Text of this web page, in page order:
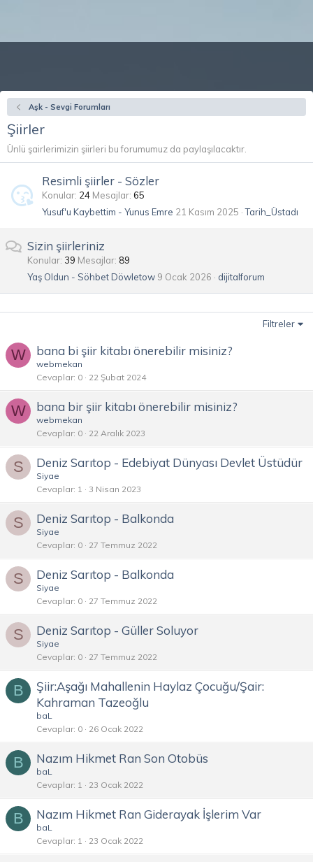
Aşk - Sevgi Forumları
Şiirler
Ünlü şairlerimizin şiirleri bu forumumuz da paylaşılacaktır.
Resimli şiirler - Sözler
Konular 24 Mesajlar 65
Yusuf'u Kaybettim - Yunus Emre 21 Kasım 2025 Tarih_Üstadı
Sizin şiirleriniz
Konular 39 Mesajlar 89
Yaş Oldun - Söhbet Döwletow 9 Ocak 2026 dijitalforum
Filtreler
W bana bi şiir kitabı önerebilir misiniz?
webmekan
Cevaplar 0 22 Şubat 2024
W bana bir şiir kitabı önerebilir misiniz?
webmekan
Cevaplar 0 22 Aralık 2023
S Deniz Sarıtop - Edebiyat Dünyası Devlet Üstüdür
Siyae
Cevaplar 1 3 Nisan 2023
S Deniz Sarıtop - Balkonda
Siyae
Cevaplar 0 27 Temmuz 2022
S Deniz Sarıtop - Balkonda
Siyae
Cevaplar 0 27 Temmuz 2022
S Deniz Sarıtop - Güller Soluyor
Siyae
Cevaplar 0 27 Temmuz 2022
B
Şiir:Aşağı Mahallenin Haylaz Çocuğu/Şair:
Kahraman Tazeoğlu
baL
Cevaplar 0 26 Ocak 2022
B Nazım Hikmet Ran Son Otobüs
baL
Cevaplar 1 23 Ocak 2022
B Nazım Hikmet Ran Giderayak İşlerim Var
baL
Cevaplar 1 23 Ocak 2022